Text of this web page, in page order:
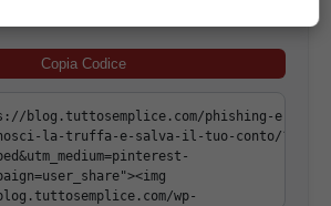
Copia Codice